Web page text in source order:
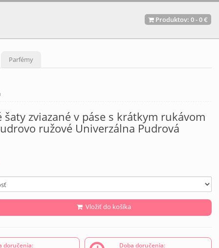
Produktov: 0-0 €
Parfémy
šaty zviazané v páse s krátkym rukávom
ružové Univerzálna Pudrová
Vložiť do košíka
doručenia:
Doba doručenia: